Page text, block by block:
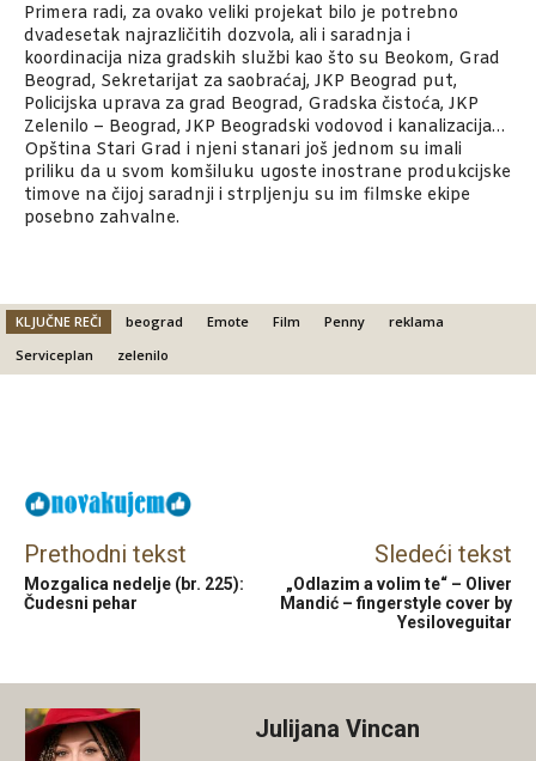
Primera radi, za ovako veliki projekat bilo je potrebno
dvadesetak najrazličitih dozvola, ali i saradnja i
koordinacija niza gradskih službi kao što su Beokom, Grad
Beograd, Sekretarijat za saobraćaj, JKP Beograd put,
Policijska uprava za grad Beograd, Gradska čistoća, JKP
Zelenilo – Beograd, JKP Beogradski vodovod i kanalizacija…
Opština Stari Grad i njeni stanari još jednom su imali
priliku da u svom komšiluku ugoste inostrane produkcijske
timove na čijoj saradnji i strpljenju su im filmske ekipe
posebno zahvalne.
KLJUČNE REČI beograd Emote Film Penny
reklama
Serviceplan
zelenilo
Prethodni tekst
Mozgalica nedelje (br. 225):
Čudesni pehar
Sledeći tekst
„Odlazim a volim te“ – Oliver
Mandić – fingerstyle cover by
Yesiloveguitar
Julijana Vincan